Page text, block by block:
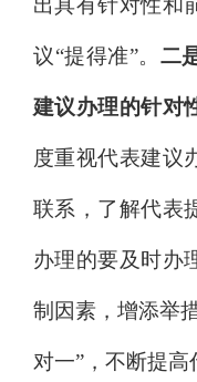
出具有针对性和
议“提得准”。 二
建议办理的针对
度重视代表建议
联系，了解代表
办理的要及时办
制因素，增添举
对一” ，不断提